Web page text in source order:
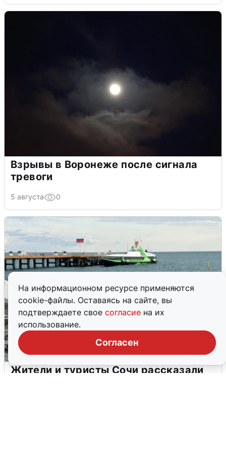
На информационном ресурсе применяются
cookie-файлы. Оставаясь на сайте, вы
подтверждаете свое согласие на их
использование.
Согласен
Взрывы в Воронеже после сигнала
тревоги
5 августа 0
Жители и туристы Сочи рассказали